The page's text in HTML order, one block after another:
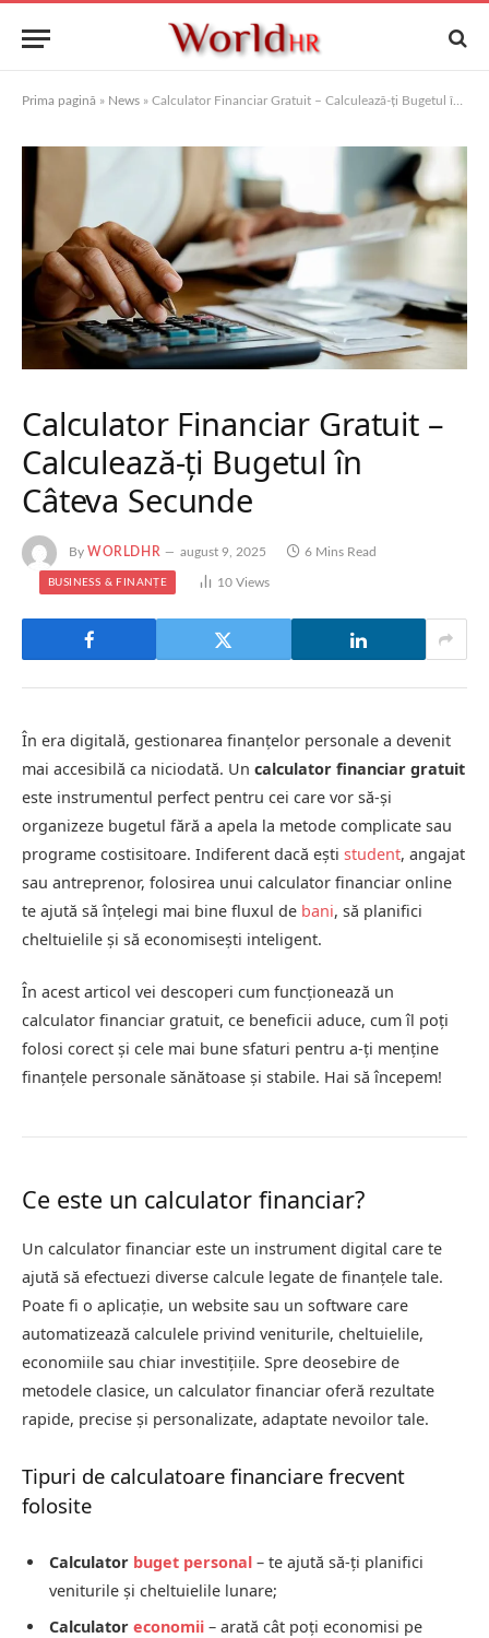
Prima pagină » News » Calculator Financiar Gratuit – Calculează-ți Bugetul în Câteva Secunde
Calculator Financiar Gratuit –
Calculează-ți Bugetul în
Câteva Secunde
By WORLDHR august 9, 2025 6 Mins Read
BUSINESS & FINANȚE 10Views
În era digitală, gestionarea finanțelor personale a devenit
mai accesibilă ca niciodată. Un calculator financiar gratuit
este instrumentul perfect pentru cei care vor să-și
organizeze bugetul fără a apela la metode complicate sau
programe costisitoare. Indiferent dacă ești student, angajat
sau antreprenor, folosirea unui calculator financiar online
te ajută să înțelegi mai bine fluxul de bani, să planifici
cheltuielile și să economisești inteligent.
În acest articol vei descoperi cum funcționează un
calculator financiar gratuit, ce beneficii aduce, cum îl poți
folosi corect și cele mai bune sfaturi pentru a-ți menține
finanțele personale sănătoase și stabile. Hai să începem!
Ce este un calculator financiar?
Un calculator financiar este un instrument digital care te
ajută să efectuezi diverse calcule legate de finanțele tale.
Poate fi o aplicație, un website sau un software care
automatizează calculele privind veniturile, cheltuielile,
economiile sau chiar investițiile. Spre deosebire de
metodele clasice, un calculator financiar oferă rezultate
rapide, precise și personalizate, adaptate nevoilor tale.
Tipuri de calculatoare financiare frecvent
folosite
Calculator buget personal – te ajută să-ți planifici
veniturile și cheltuielile lunare;
Calculator economii – arată cât poți economisi pe